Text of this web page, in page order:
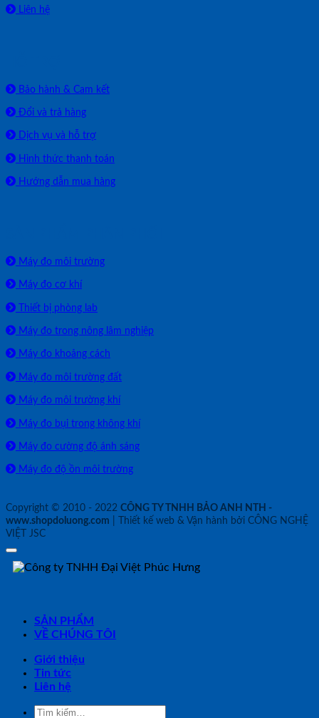
Liên hệ
Bảo hành & Cam kết
Đổi và trả hàng
Dịch vụ và hỗ trợ
Hình thức thanh toán
Hướng dẫn mua hàng
Máy đo môi trường
Máy đo cơ khí
Thiết bị phòng lab
Máy đo trong nông lâm nghiệp
Máy đo khoảng cách
Máy đo môi trường đất
Máy đo môi trường khí
Máy đo bụi trong không khí
Máy đo cường độ ánh sáng
Máy đo độ ồn môi trường
Copyright © 2010 - 2022 CÔNG TY TNHH BẢO ANH NTH -
www.shopdoluong.com | Thiết kế web & Vận hành bởi CÔNG NGHỆ
VIỆT JSC
SẢN PHẨM
VỀ CHÚNG TÔI
Giới thiệu
Tin tức
Liên hệ
Tìm